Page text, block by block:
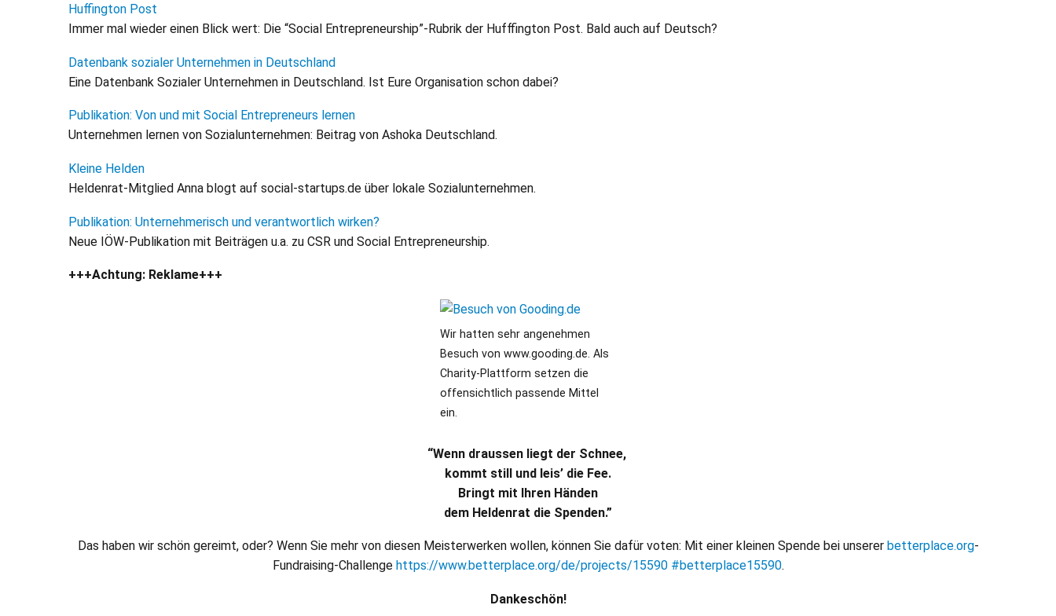
Huffington Post
Immer mal wieder einen Blick wert: Die “Social Entrepreneurship”-Rubrik der Hufffington Post. Bald auch auf Deutsch?
Datenbank sozialer Unternehmen in Deutschland
Eine Datenbank Sozialer Unternehmen in Deutschland. Ist Eure Organisation schon dabei?
Publikation: Von und mit Social Entrepreneurs lernen
Unternehmen lernen von Sozialunternehmen: Beitrag von Ashoka Deutschland.
Kleine Helden
Heldenrat-Mitglied Anna blogt auf social-startups.de über lokale Sozialunternehmen.
Publikation: Unternehmerisch und verantwortlich wirken?
Neue IÖW-Publikation mit Beiträgen u.a. zu CSR und Social Entrepreneurship.
+++Achtung: Reklame+++
Wir hatten sehr angenehmen
Besuch von www.gooding.de. Als
Charity-Plattform setzen die
offensichtlich passende Mittel
ein.
“Wenn draussen liegt der Schnee,
kommt still und leis’ die Fee.
Bringt mit Ihren Händen
dem Heldenrat die Spenden.”
Das haben wir schön gereimt, oder? Wenn Sie mehr von diesen Meisterwerken wollen, können Sie dafür voten: Mit einer kleinen Spende bei unserer betterplace.org-
Fundraising-Challenge https://www.betterplace.org/de/projects/15590 #betterplace15590.
Dankeschön!